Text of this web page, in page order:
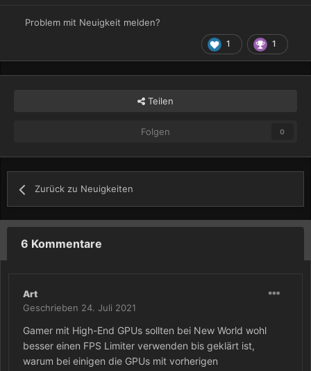
1 1
Problem mit Neuigkeit melden?
Teilen
Folgen 0
Zurück zu Neuigkeiten
6 Kommentare
Art
Geschrieben 24. Juli 2021
Gamer mit High-End GPUs sollten bei New World wohl
besser einen FPS Limiter verwenden bis geklärt ist,
warum bei einigen die GPUs mit vorherigen